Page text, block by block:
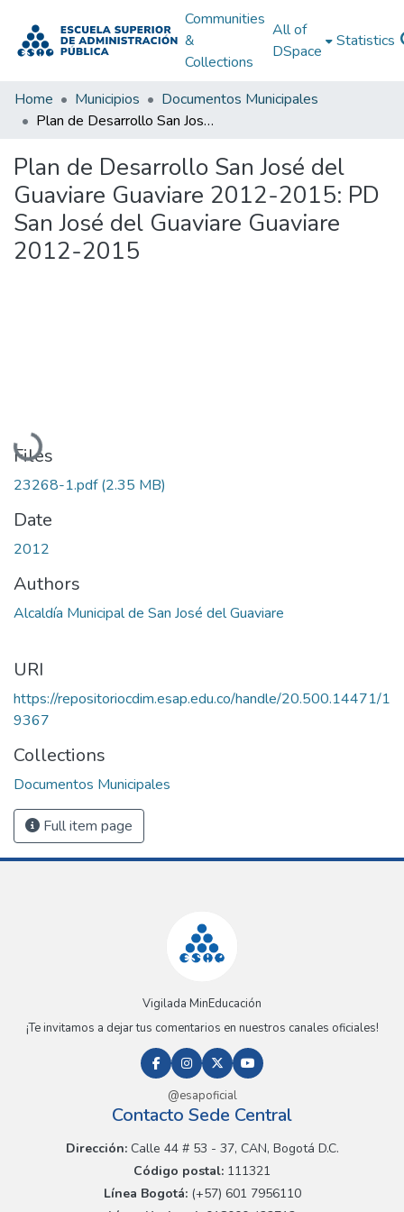
Communities
&
Collections
All of
DSpace
Statistics
Home Municipios
Documentos Municipales
Plan de Desarrollo San José del Guaviare Guaviare 2012-2015: PD San José del Guaviare Guaviare 2012-2015
Plan de Desarrollo San José del
Guaviare Guaviare 2012-2015: PD
San José del Guaviare Guaviare
2012-2015
Loading...
Files
23268-1.pdf(2.35 MB)
Date
2012
Authors
Alcaldía Municipal de San José del Guaviare
URI
https://repositoriocdim.esap.edu.co/handle/20.500.14471/1
9367
Collections
Documentos Municipales
Full item page
Vigilada MinEducación
¡Te invitamos a dejar tus comentarios en nuestros canales oficiales!
@esapoficial
Contacto Sede Central
Dirección:Calle 44 # 53 - 37, CAN, Bogotá D.C.
Código postal: 111321
Línea Bogotá:(+57) 601 7956110